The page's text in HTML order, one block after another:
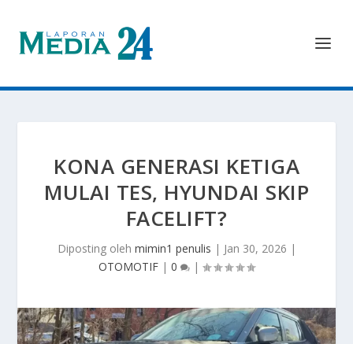
KONA GENERASI KETIGA
MULAI TES, HYUNDAI SKIP
FACELIFT?
Diposting oleh mimin1 penulis | Jan 30, 2026 |
OTOMOTIF | 0 |